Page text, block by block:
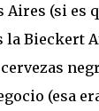
(si es
la Bieckert
(esa